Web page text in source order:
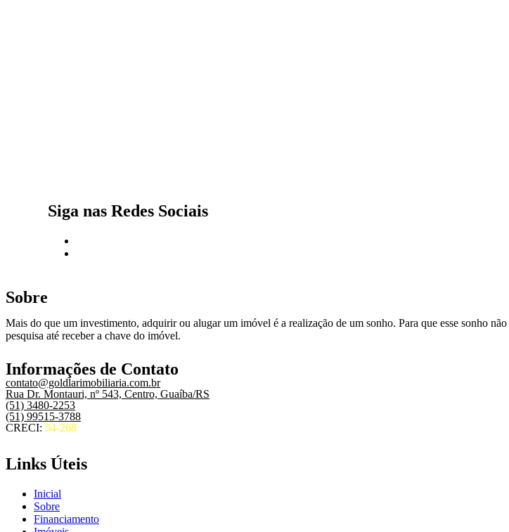
Siga nas Redes Sociais
Sobre
Mais do que um investimento, adquirir ou alugar um imóvel é a realização de um sonho. Para que esse sonho
pesquisa até receber a chave do imóvel.
Informações de Contato
contato@goldlarimobiliaria.com.br
Rua Dr. Montauri, nº 543, Centro, Guaíba/RS
(51) 3480-2253
(51) 99515-3788
CRECI: 54-268
Links Úteis
Inicial
Sobre
Financiamento